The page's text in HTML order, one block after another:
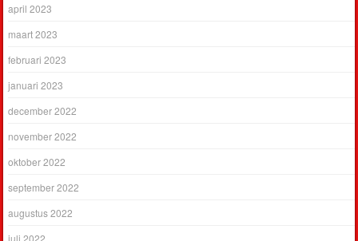
april 2023
maart 2023
februari 2023
januari 2023
december 2022
november 2022
oktober 2022
september 2022
augustus 2022
juli 2022